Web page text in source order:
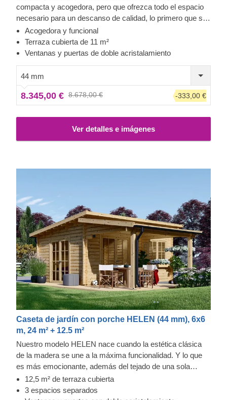
compacta y acogedora, pero que ofrezca todo el espacio
necesario para un descanso de calidad, lo primero que se
nos viene a nuestra mente es nuestra caseta de madera
PARIS. Una de sus características más excepcionales es
su espaciosa terraza exterior que amplía el espacio interior
café por la mañana o para relajarse en el jardín por la
tarde.
Acogedora y funcional
Terraza cubierta de 11 m²
Ventanas y puertas de doble acristalamiento
44 mm
8.345,00 € 8.678,00 € -333,00 €
Ver detalles e imágenes
Caseta de jardín con porche HELEN (44 mm), 6x6
m, 24 m² + 12.5 m²
Nuestro modelo HELEN nace cuando la estética clásica
de la madera se une a la máxima funcionalidad. Y lo que
es más emocionante, además del tejado de una sola
vertiente, HELEN cuenta también con una amplia terraza
cubierta, ¡que es la mitad del tamaño de la caseta! Si está
12,5 m² de terraza cubierta
3 espacios separados